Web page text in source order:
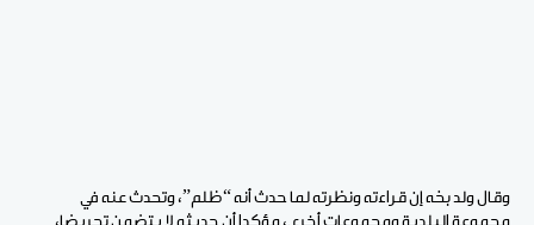
وقال ولد بخه إن قراءته ونظرته لما حدث أنه “ظلم”، وتحدث عنه في
مجموعة البلدية ومجموعات أخرى، مؤكدا أن حديثه لا يتضمن تحريضا،